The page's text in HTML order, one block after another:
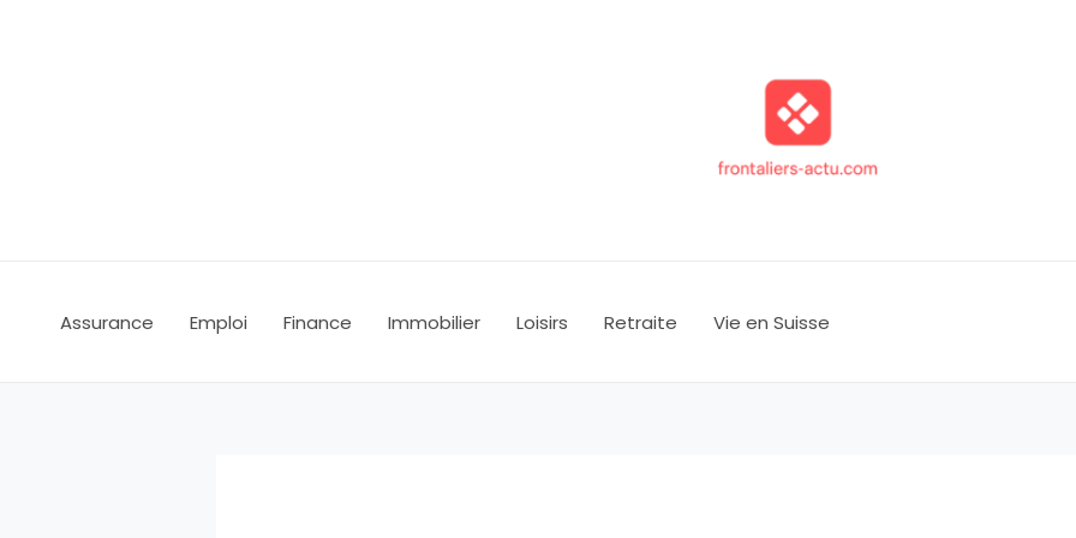
Assurance Emploi Finance Immobilier Loisirs Retraite Vie en Suisse